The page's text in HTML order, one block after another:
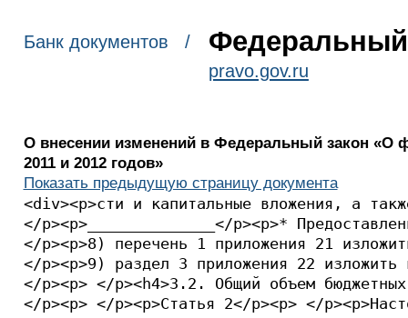
Банк документов / Федеральный
pravo.gov.ru
О внесении изменений в Федеральный закон «О
2011 и 2012 годов»
Показать предыдущую страницу документа
<div><p>сти и капитальные вложения, а также на